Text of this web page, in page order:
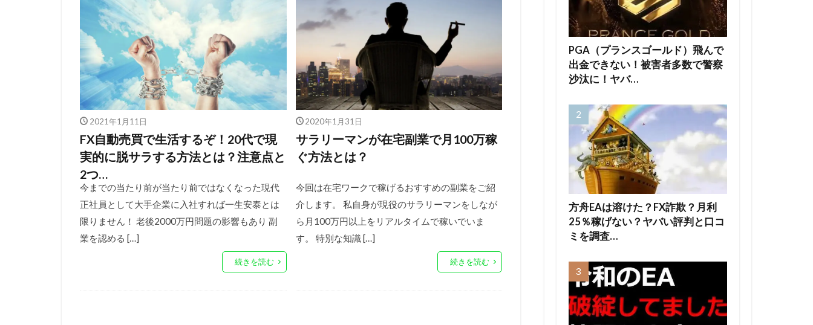
2021年1月11日
FX自動売買で生活するぞ！20代で現
実的に脱サラする方法とは？注意点と
2つ…
今までの当たり前が当たり前ではなくなった現代
正社員として大手企業に入社すれば一生安泰とは
限りません！ 老後2000万円問題の影響もあり 副
業を認める […]
続きを読む
2020年1月31日
サラリーマンが在宅副業で月100万稼
ぐ方法とは？
今回は在宅ワークで稼げるおすすめの副業をご紹
介します。 私自身が現役のサラリーマンをしなが
ら月100万円以上をリアルタイムで稼いでいま
す。 特別な知識 […]
続きを読む
PGA（プランスゴールド）飛んで
出金できない！被害者多数で警察
沙汰に！ヤバ…
方舟EAは溶けた？FX詐欺？月利
25％稼げない？ヤバい評判と口コ
ミを調査…